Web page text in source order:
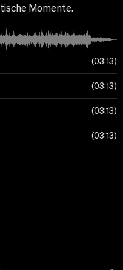
Momente.
03:13
03:13
03:13
03:13